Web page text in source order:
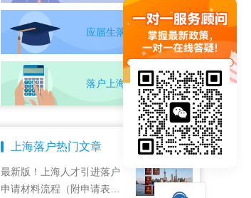
应届生落户上海自测
落户上海条件自测
上海落户热门文章
最新版！上海人才引进落户
申请材料流程（附申请表下